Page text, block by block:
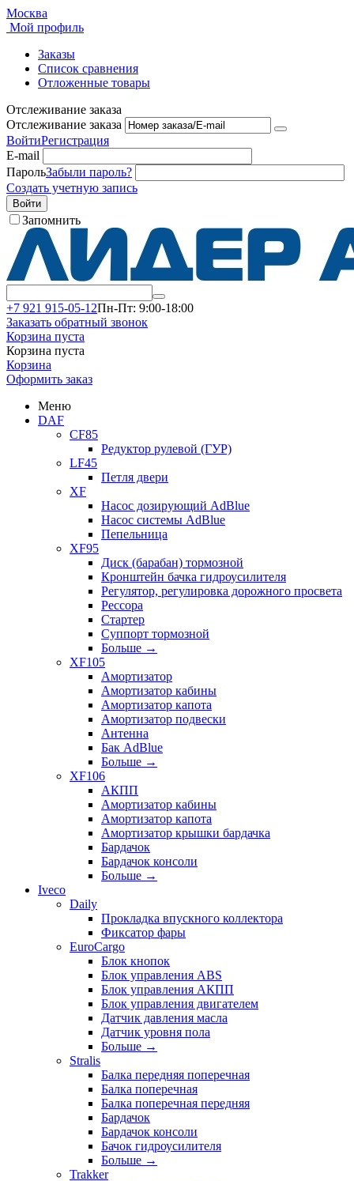
Москва
Мой профиль
Заказы
Список сравнения
Отложенные товары
Отслеживание заказа
Отслеживание заказа
ВойтиРегистрация
E-mail
ПарольЗабыли пароль?
Создать учетную запись
Войти
Запомнить
+7 921 915-05-12Пн-Пт: 9:00-18:00
Заказать обратный звонок
Корзина пуста
Корзина пуста
Корзина
Оформить заказ
Меню
DAF
CF85
Редуктор рулевой (ГУР)
LF45
Петля двери
XF
Насос дозирующий AdBlue
Насос системы AdBlue
Пепельница
XF95
Диск (барабан) тормозной
Кронштейн бачка гидроусилителя
Регулятор, регулировка дорожного просвета
Рессора
Стартер
Суппорт тормозной
Больше →
XF105
Амортизатор
Амортизатор кабины
Амортизатор капота
Амортизатор подвески
Антенна
Бак AdBlue
Больше →
XF106
АКПП
Амортизатор кабины
Амортизатор капота
Амортизатор крышки бардачка
Бардачок
Бардачок консоли
Больше →
Iveco
Daily
Прокладка впускного коллектора
Фиксатор фары
EuroCargo
Блок кнопок
Блок управления ABS
Блок управления АКПП
Блок управления двигателем
Датчик давления масла
Датчик уровня пола
Больше →
Stralis
Балка передняя поперечная
Балка поперечная
Балка поперечная передняя
Бардачок
Бардачок консоли
Бачок гидроусилителя
Больше →
Trakker